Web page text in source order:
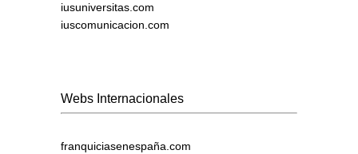
iusuniversitas.com
iuscomunicacion.com
Webs Internacionales
franquiciasenespaña.com